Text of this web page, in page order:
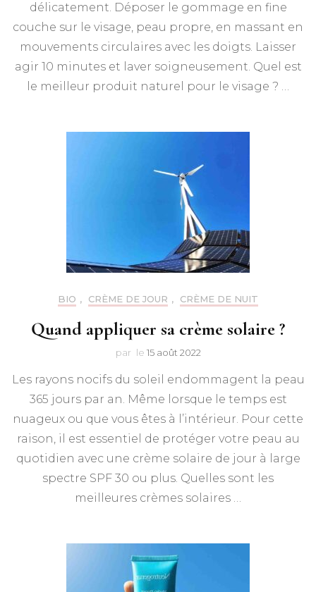
délicatement. Déposer le gommage en fine
couche sur le visage, peau propre, en massant en
mouvements circulaires avec les doigts. Laisser
agir 10 minutes et laver soigneusement. Quel est
le meilleur produit naturel pour le visage ? …
BIO , CRÈME DE JOUR , CRÈME DE NUIT
Quand appliquer sa crème solaire ?
par le 15 août 2022
Les rayons nocifs du soleil endommagent la peau
365 jours par an. Même lorsque le temps est
nuageux ou que vous êtes à l’intérieur. Pour cette
raison, il est essentiel de protéger votre peau au
quotidien avec une crème solaire de jour à large
spectre SPF 30 ou plus. Quelles sont les
meilleures crèmes solaires …